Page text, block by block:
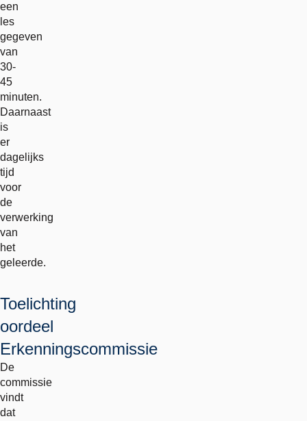
een
les
gegeven
van
30-
45
minuten.
Daarnaast
is
er
dagelijks
tijd
voor
de
verwerking
van
het
geleerde.
Toelichting
oordeel
Erkenningscommissie
De
commissie
vindt
dat